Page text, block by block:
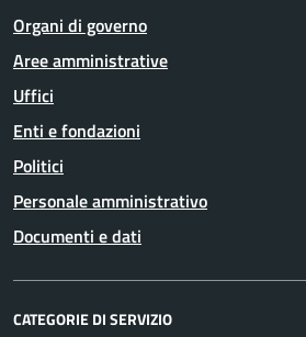
Organi di governo
Aree amministrative
Uffici
Enti e fondazioni
Politici
Personale amministrativo
Documenti e dati
CATEGORIE DI SERVIZIO